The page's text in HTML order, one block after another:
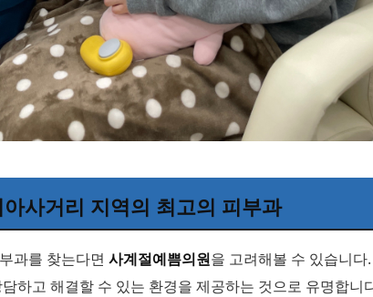
아사거리 지역의 최고의 피부과
과를 찾는다면 사계절예쁨의원을 고려해볼 수 있습니다
하고 해결할 수 있는 환경을 제공하는 것으로 유명합니